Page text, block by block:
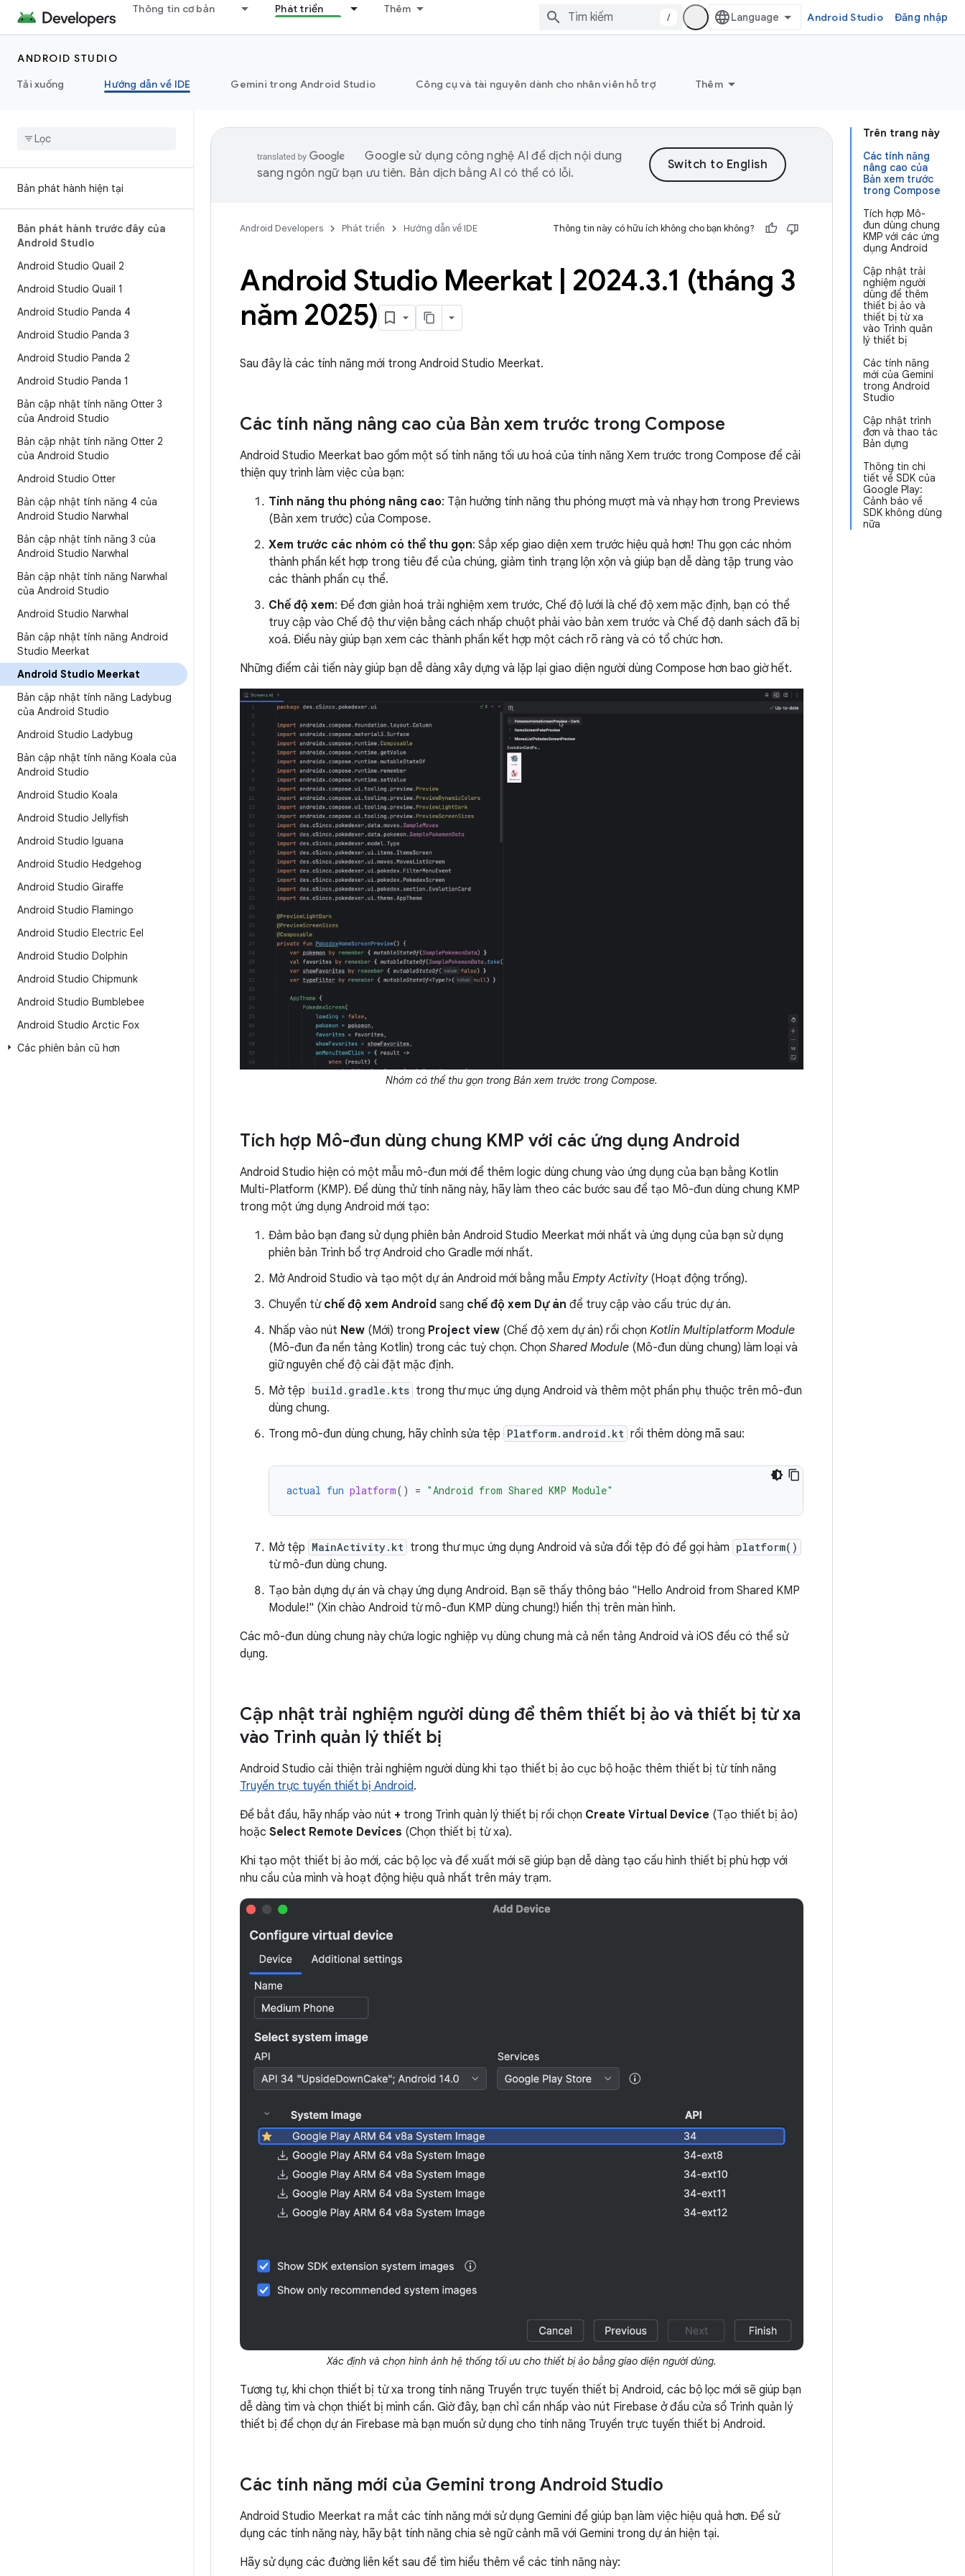
Thông tin cơ bản Phát triển Thêm
/ Android Studio Đăng nhập
ANDROID STUDIO
Tải xuống
Hướng dẫn về IDE Gemini trong Android Studio Công cụ và tài nguyên dành cho nhân viên hỗ trợ Thêm
Bản phát hành hiện tại
Bản phát hành trước đây của
Android Studio
Android Studio Quail 2
Android Studio Quail 1
Android Studio Panda 4
Android Studio Panda 3
Android Studio Panda 2
Android Studio Panda 1
Bản cập nhật tính năng Otter 3
của Android Studio
Bản cập nhật tính năng Otter 2
của Android Studio
Android Studio Otter
Bản cập nhật tính năng 4 của
Android Studio Narwhal
Bản cập nhật tính năng 3 của
Android Studio Narwhal
Bản cập nhật tính năng Narwhal
của Android Studio
Android Studio Narwhal
Bản cập nhật tính năng Android
Studio Meerkat
Android Studio Meerkat
Bản cập nhật tính năng Ladybug
của Android Studio
Android Studio Ladybug
Bản cập nhật tính năng Koala của
Android Studio
Android Studio Koala
Android Studio Jellyfish
Android Studio Iguana
Android Studio Hedgehog
Android Studio Giraffe
Android Studio Flamingo
Android Studio Electric Eel
Android Studio Dolphin
Android Studio Chipmunk
Android Studio Bumblebee
Android Studio Arctic Fox
Các phiên bản cũ hơn
Trên trang này
Các tính năng
nâng cao của
Bản xem trước
trong Compose
Tích hợp Mô-
đun dùng chung
KMP với các ứng
dụng Android
Cập nhật trải
nghiệm người
dùng để thêm
thiết bị ảo và
thiết bị từ xa
vào Trình quản
lý thiết bị
Các tính năng
mới của Gemini
trong Android
Studio
Cập nhật trình
đơn và thao tác
Bản dựng
Thông tin chi
tiết về SDK của
Google Play:
Cảnh báo về
SDK không dùng
nữa
Google sử dụng công nghệ AI để dịch nội dung
sang ngôn ngữ bạn ưu tiên. Bản dịch bằng AI có thể có lỗi.
Android Developers Phát triển Hướng dẫn về IDE Thông tin này có hữu ích không cho bạn không?
Android Studio Meerkat | 2024.3.1 (tháng 3
năm 2025)
Sau đây là các tính năng mới trong Android Studio Meerkat.
Các tính năng nâng cao của Bản xem trước trong Compose
Android Studio Meerkat bao gồm một số tính năng tối ưu hoá của tính năng Xem trước trong Compose để cải
thiện quy trình làm việc của bạn:
Tính năng thu phóng nâng cao: Tận hưởng tính năng thu phóng mượt mà và nhạy hơn trong Previews
(Bản xem trước) của Compose.
Xem trước các nhóm có thể thu gọn: Sắp xếp giao diện xem trước hiệu quả hơn! Thu gọn các nhóm
thành phần kết hợp trong tiêu đề của chúng, giảm tình trạng lộn xộn và giúp bạn dễ dàng tập trung vào
các thành phần cụ thể.
Chế độ xem: Để đơn giản hoá trải nghiệm xem trước, Chế độ lưới là chế độ xem mặc định, bạn có thể
truy cập vào Chế độ thư viện bằng cách nhấp chuột phải vào bản xem trước và Chế độ danh sách đã bị
xoá. Điều này giúp bạn xem các thành phần kết hợp một cách rõ ràng và có tổ chức hơn.
Những điểm cải tiến này giúp bạn dễ dàng xây dựng và lặp lại giao diện người dùng Compose hơn bao giờ hết.
Nhóm có thể thu gọn trong Bản xem trước trong Compose.
Tích hợp Mô-đun dùng chung KMP với các ứng dụng Android
Android Studio hiện có một mẫu mô-đun mới để thêm logic dùng chung vào ứng dụng của bạn bằng Kotlin
Multi-Platform (KMP). Để dùng thử tính năng này, hãy làm theo các bước sau để tạo Mô-đun dùng chung KMP
trong một ứng dụng Android mới tạo:
Đảm bảo bạn đang sử dụng phiên bản Android Studio Meerkat mới nhất và ứng dụng của bạn sử dụng
phiên bản Trình bổ trợ Android cho Gradle mới nhất.
Mở Android Studio và tạo một dự án Android mới bằng mẫu Empty Activity(Hoạt động trống).
Chuyển từ chế độ xem Android sang chế độ xem Dự án để truy cập vào cấu trúc dự án.
Nhấp vào nút New (Mới) trong Project view (Chế độ xem dự án) rồi chọn Kotlin Multiplatform Module
(Mô-đun đa nền tảng Kotlin) trong các tuỳ chọn. Chọn Shared Module (Mô-đun dùng chung) làm loại và
giữ nguyên chế độ cài đặt mặc định.
Mở tệp build.gradle.kts trong thư mục ứng dụng Android và thêm một phần phụ thuộc trên mô-đun
dùng chung.
Trong mô-đun dùng chung, hãy chỉnh sửa tệp Platform.android.kt rồi thêm dòng mã sau:
actual fun platform() = "Android from Shared KMP Module"
Mở tệp MainActivity.kt trong thư mục ứng dụng Android và sửa đổi tệp đó để gọi hàm platform()
từ mô-đun dùng chung.
Tạo bản dựng dự án và chạy ứng dụng Android. Bạn sẽ thấy thông báo "Hello Android from Shared KMP
Module!" (Xin chào Android từ mô-đun KMP dùng chung!) hiển thị trên màn hình.
Các mô-đun dùng chung này chứa logic nghiệp vụ dùng chung mà cả nền tảng Android và iOS đều có thể sử
dụng.
Cập nhật trải nghiệm người dùng để thêm thiết bị ảo và thiết bị từ xa
vào Trình quản lý thiết bị
Android Studio cải thiện trải nghiệm người dùng khi tạo thiết bị ảo cục bộ hoặc thêm thiết bị từ tính năng
Truyền trực tuyến thiết bị Android.
Để bắt đầu, hãy nhấp vào nút + trong Trình quản lý thiết bị rồi chọn Create Virtual Device (Tạo thiết bị ảo)
hoặc Select Remote Devices (Chọn thiết bị từ xa).
Khi tạo một thiết bị ảo mới, các bộ lọc và đề xuất mới sẽ giúp bạn dễ dàng tạo cấu hình thiết bị phù hợp với
nhu cầu của mình và hoạt động hiệu quả nhất trên máy trạm.
Xác định và chọn hình ảnh hệ thống tối ưu cho thiết bị ảo bằng giao diện người dùng.
Tương tự, khi chọn thiết bị từ xa trong tính năng Truyền trực tuyến thiết bị Android, các bộ lọc mới sẽ giúp bạn
dễ dàng tìm và chọn thiết bị mình cần. Giờ đây, bạn chỉ cần nhấp vào nút Firebase ở đầu cửa sổ Trình quản lý
thiết bị để chọn dự án Firebase mà bạn muốn sử dụng cho tính năng Truyền trực tuyến thiết bị Android.
Các tính năng mới của Gemini trong Android Studio
Android Studio Meerkat ra mắt các tính năng mới sử dụng Gemini để giúp bạn làm việc hiệu quả hơn. Để sử
dụng các tính năng này, hãy bật tính năng chia sẻ ngữ cảnh mã với Gemini trong dự án hiện tại.
Hãy sử dụng các đường liên kết sau để tìm hiểu thêm về các tính năng này: